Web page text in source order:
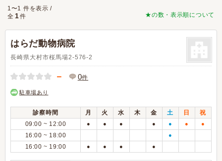
★の数・表示順について
1〜1 件を表示 /
全 1件
はらだ動物病院
長崎県大村市桜馬場2-576-2
－ 0件
駐車場あり
診察時間 月 火 水 木 金 土 日
祝
09:00 ~ 12:00
● ● ● ● ● ● ●
16:00 ~ 18:00 ●
16:00 ~ 19:00 ● ● ● ●